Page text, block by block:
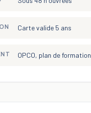
Carte valide 5 ans
OPCO, plan de formation